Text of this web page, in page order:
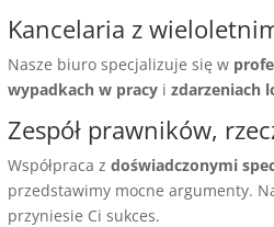
Kancelaria z
Nasze biuro specjalizuje się w
wypadkach w pracy izdarzeniach
Zespół prawników,
Współpraca zdoświadczonymi
przedstawimy mocne argumenty.
przyniesie Ci sukces.